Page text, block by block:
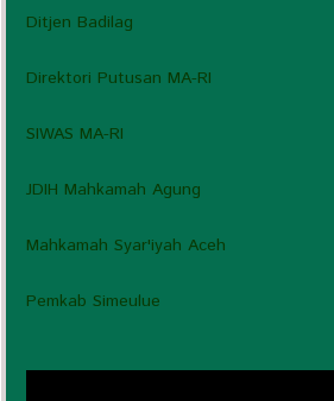
Ditjen Badilag
Direktori Putusan MA-RI
SIWAS MA-RI
JDIH Mahkamah Agung
Mahkamah Syar'iyah Aceh
Pemkab Simeulue